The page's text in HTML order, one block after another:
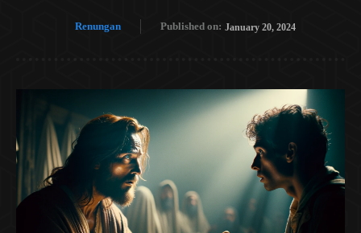
Renungan Published on: January 20, 2024